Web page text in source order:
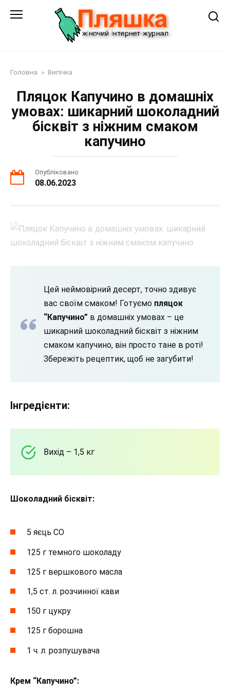
Головна » Випічка
Пляцок Капучино в домашніх
умовах: шикарний шоколадний
бісквіт з ніжним смаком
капучино
Опубліковано
08.06.2023
Цей неймовірний десерт, точно здивує
вас своїм смаком! Готуємо пляцок
“Капучино” в домашніх умовах – це
шикарний шоколадний бісквіт з ніжним
смаком капучино, він просто тане в роті!
Збережіть рецептик, щоб не загубити!
Інгредієнти:
Вихід – 1,5 кг
Шоколадний бісквіт:
5 яєць СО
125 г темного шоколаду
125 г вершкового масла
1,5 ст. л. розчинної кави
150 г цукру
125 г борошна
1 ч. л. розпушувача
Крем “Капучино”: